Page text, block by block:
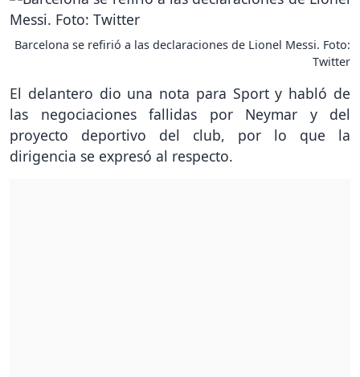
Barcelona se refirió a las declaraciones de Lionel Messi. Foto:
Twitter
El delantero dio una nota para Sport y habló de
las negociaciones fallidas por Neymar y del
proyecto deportivo del club, por lo que la
dirigencia se expresó al respecto.